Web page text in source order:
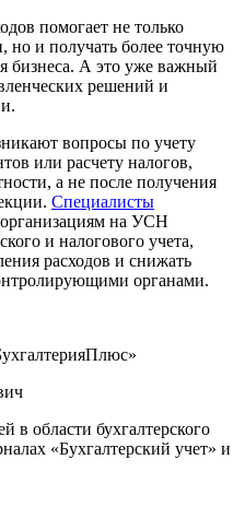
помогает не только
но и получать более точную
бизнеса. А это уже важный
решений и
вопросы по учету
или расчету налогов,
а не после получения
Специалисты
на УСН
и налогового учета,
расходов и снижать
органами.
в области бухгалтерского
«Бухгалтерский учет» и